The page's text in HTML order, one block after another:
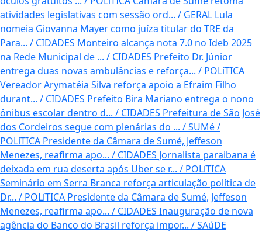
atividades legislativas com sessão ord... / GERAL Lula
nomeia Giovanna Mayer como juíza titular do TRE da
Para... / CIDADES Monteiro alcança nota 7.0 no Ideb 2025
na Rede Municipal de ... / CIDADES Prefeito Dr. Júnior
entrega duas novas ambulâncias e reforça... / POLíTICA
Vereador Arymatéia Silva reforça apoio a Efraim Filho
durant... / CIDADES Prefeito Bira Mariano entrega o nono
ônibus escolar dentro d... / CIDADES Prefeitura de São José
dos Cordeiros segue com plenárias do ... /SUMé /
POLíTICA Presidente da Câmara de Sumé, Jeffeson
Menezes, reafirma apo... / CIDADES Jornalista paraibana é
deixada em rua deserta após Uber se r... / POLíTICA
Seminário em Serra Branca reforça articulação política de
Dr... / POLíTICA Presidente da Câmara de Sumé, Jeffeson
Menezes, reafirma apo... / CIDADES Inauguração de nova
agência do Banco do Brasil reforça impor... /SAúDE